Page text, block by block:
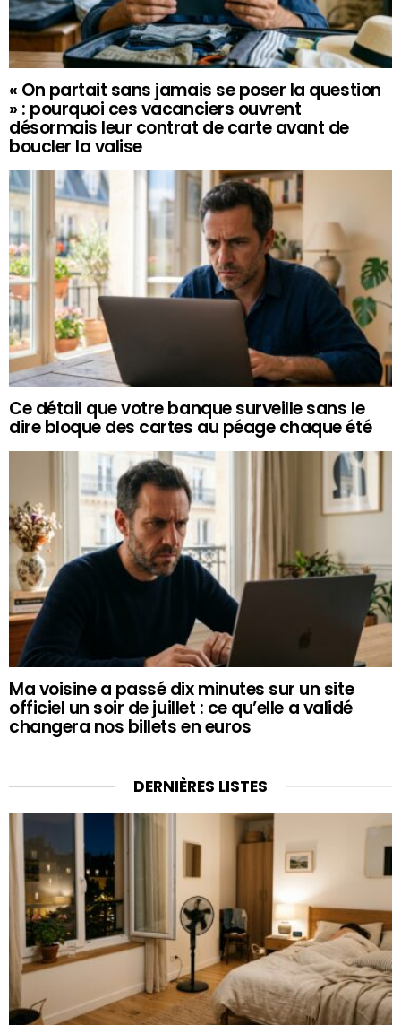
« On partait sans jamais se poser la question
» : pourquoi ces vacanciers ouvrent
désormais leur contrat de carte avant de
boucler la valise
Ce détail que votre banque surveille sans le
dire bloque des cartes au péage chaque été
Ma voisine a passé dix minutes sur un site
officiel un soir de juillet : ce qu’elle a validé
changera nos billets en euros
DERNIÈRES LISTES